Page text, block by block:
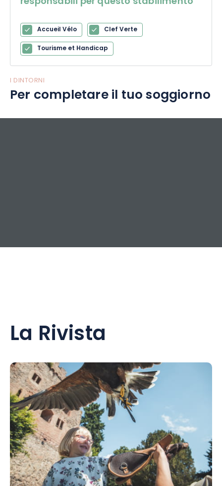
Accueil Vélo
Clef Verte
Tourisme et Handicap
I DINTORNI
Per completare il tuo soggiorno
La Rivista